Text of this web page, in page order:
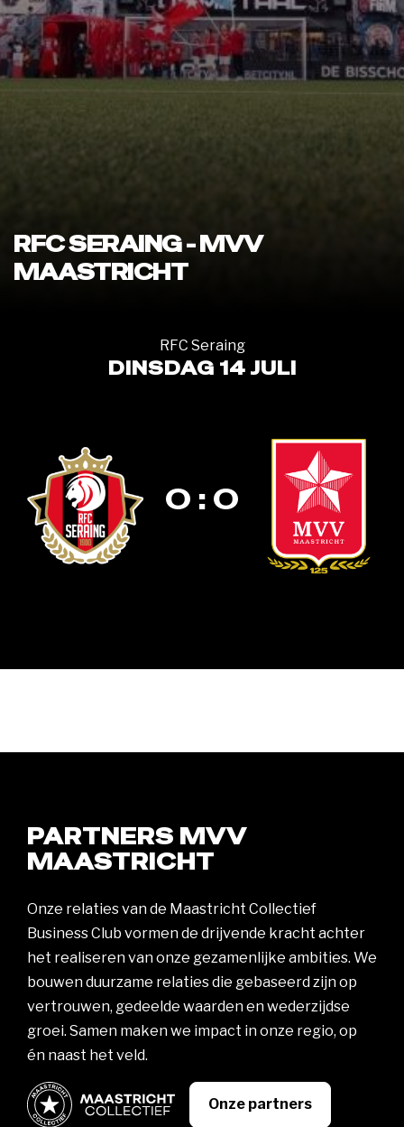
RFC SERAING - MVV
MAASTRICHT
RFC Seraing
DINSDAG 14 JULI
0 : 0
PARTNERS MVV
MAASTRICHT
Onze relaties van de Maastricht Collectief
Business Club vormen de drijvende kracht achter
het realiseren van onze gezamenlijke ambities. We
bouwen duurzame relaties die gebaseerd zijn op
vertrouwen, gedeelde waarden en wederzijdse
groei. Samen maken we impact in onze regio, op
én naast het veld.
Onze partners